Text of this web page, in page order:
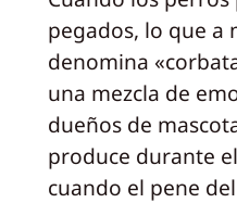
pegados, lo que a
denomina
una mezcla de
dueños de
produce durante
cuando el pene